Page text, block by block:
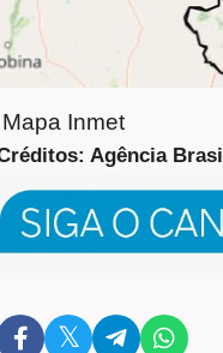
Mapa Inmet
Agência Brasil